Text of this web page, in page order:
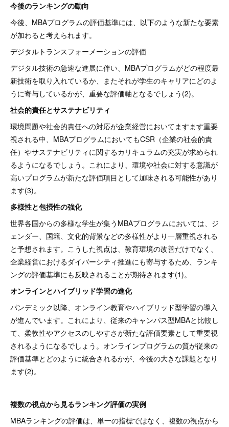
今後のランキングの動向
今後、MBAプログラムの評価基準には、以下のような新たな要素
が加わると考えられます。
デジタルトランスフォーメーションの評価
デジタル技術の急速な進展に伴い、MBAプログラムがどの程度最
新技術を取り入れているか、またそれが学生のキャリアにどのよ
うに寄与しているかが、重要な評価軸となるでしょう(2)。
社会的責任とサステナビリティ
環境問題や社会的責任への対応が企業経営においてますます重要
視される中、MBAプログラムにおいてもCSR（企業の社会的責
任）やサステナビリティに関するカリキュラムの充実が求められ
るようになるでしょう。これにより、環境や社会に対する意識が
高いプログラムが新たな評価項目として加味される可能性があり
ます(3)。
多様性と包摂性の強化
世界各国からの多様な学生が集うMBAプログラムにおいては、ジ
ェンダー、国籍、文化的背景などの多様性がより一層重視される
と予想されます。こうした視点は、教育環境の改善だけでなく、
企業経営におけるダイバーシティ推進にも寄与するため、ランキ
ングの評価基準にも反映されることが期待されます(1)。
オンラインとハイブリッド学習の進化
パンデミック以降、オンライン教育やハイブリッド型学習の導入
が進んでいます。これにより、従来のキャンパス型MBAと比較し
て、柔軟性やアクセスのしやすさが新たな評価要素として重要視
されるようになるでしょう。オンラインプログラムの質が従来の
評価基準とどのように統合されるかが、今後の大きな課題となり
ます(2)。
複数の視点から見るランキング評価の実例
MBAランキングの評価は、単一の指標ではなく、複数の視点から